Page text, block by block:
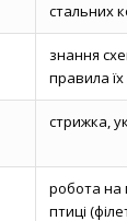
стальних
знання
правила
стрижка,
робота на
птиці